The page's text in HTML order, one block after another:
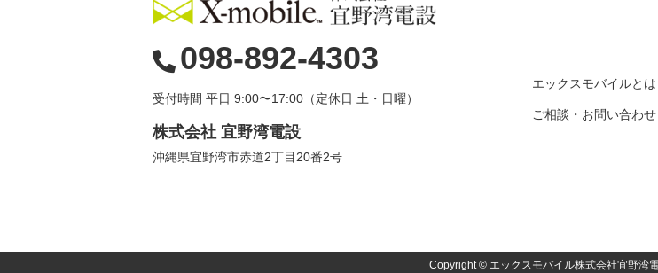
098-892-4303
受付時間 平日 9:00〜17:00（定休日 土・日曜）
株式会社 宜野湾電設
沖縄県宜野湾市赤道2丁目20番2号
エックスモバイルとは
ご相談・お問い合わせ
Copyright © エックスモバイル株式会社宜野湾